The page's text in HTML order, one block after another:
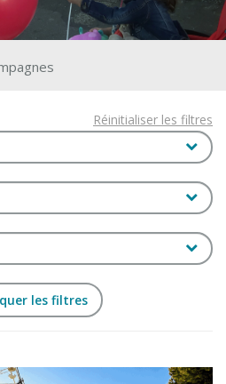
Réinitialiser les filtres